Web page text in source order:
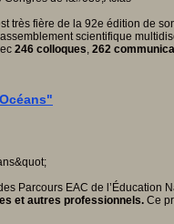
très fière de la 92e édition de
scientifique
246 colloques, 262
Parcours EAC de l’Éducation
et autres professionnels. Ce